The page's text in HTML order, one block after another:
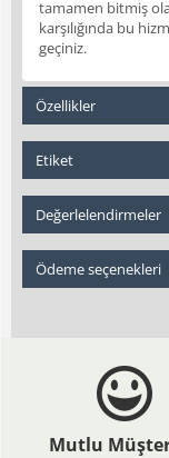
tamamen bitmiş
karşılığında bu
geçiniz.
Özellikler
Etiket
Değerlelendirmeler
Ödeme seçenekleri
Mutlu